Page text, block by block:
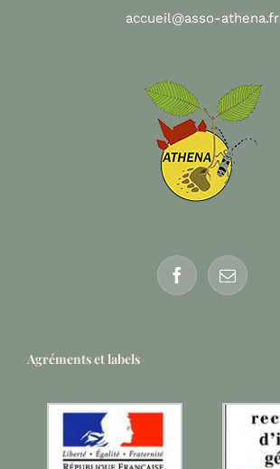
accueil@asso-athena.fr
Agréments et labels